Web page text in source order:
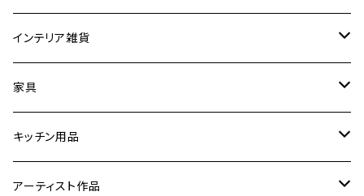
インテリア雑貨
時計
フォトフレーム／額縁／スタンド
ミラー
家具
スツール
折りたたみ卓球台
キッチン用品
【まな板削り直し・包丁とぎ】
アーティスト作品